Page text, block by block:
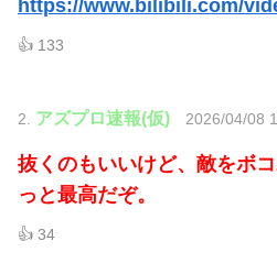
https://www.bilibili.com/
👍 133
2. アズプロ速報(仮) 2026/04/08
抜くのもいいけど、敵をボ
っと最高だぞ。
👍 34